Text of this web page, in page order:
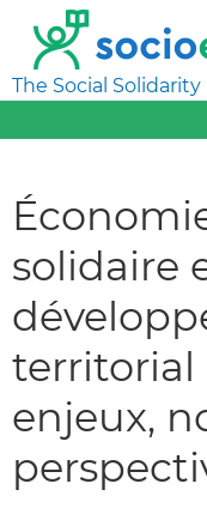
The Social
solidaire
territorial
enjeux,